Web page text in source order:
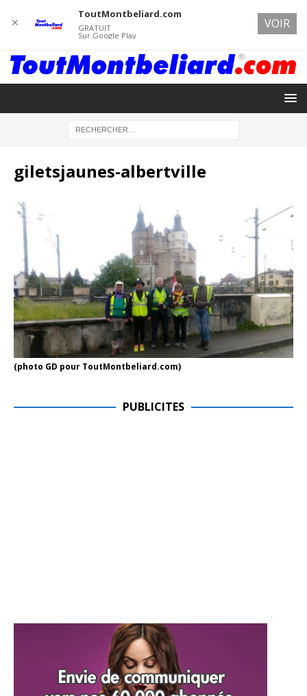
giletsjaunes-albertville
(photo GD pour ToutMontbeliard.com)
PUBLICITES
✕
ToutMontbeliard.com
GRATUIT
Sur Google Play
VOIR